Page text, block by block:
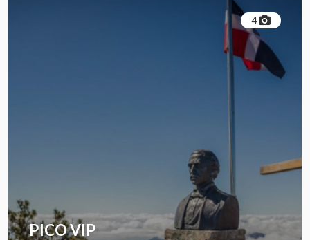
4
PICO VIP